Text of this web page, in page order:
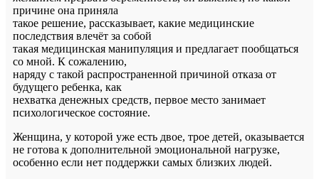
причине она приняла
такое решение, рассказывает, какие медицинские
последствия влечёт за собой
такая медицинская манипуляция и предлагает пообщаться
со мной. К сожалению,
наряду с такой распространенной причиной отказа от
будущего ребенка, как
нехватка денежных средств, первое место занимает
психологическое состояние.
Женщина, у которой уже есть двое, трое детей, оказывается
не готова к дополнительной эмоциональной нагрузке,
особенно если нет поддержки самых близких людей.